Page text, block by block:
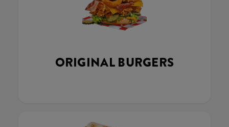
ORIGINAL BURGERS